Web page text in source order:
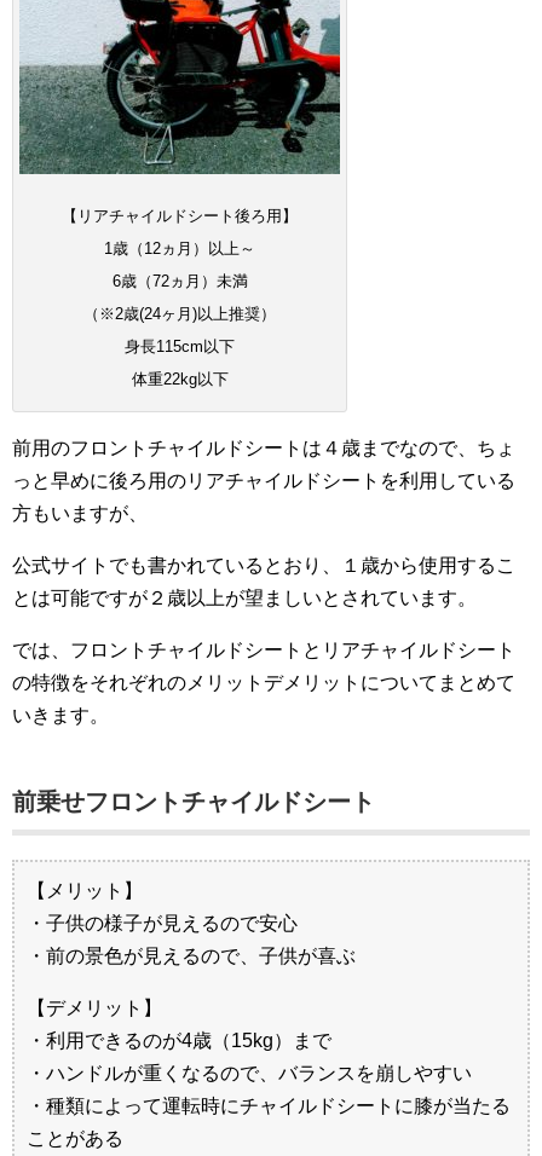
【リアチャイルドシート後ろ用】
1歳（12ヵ月）以上～
6歳（72ヵ月）未満
（※2歳(24ヶ月)以上推奨）
身長115cm以下
体重22kg以下
前用のフロントチャイルドシートは４歳までなので、ちょ
っと早めに後ろ用のリアチャイルドシートを利用している
方もいますが、
公式サイトでも書かれているとおり、１歳から使用するこ
とは可能ですが２歳以上が望ましいとされています。
では、フロントチャイルドシートとリアチャイルドシート
の特徴をそれぞれのメリットデメリットについてまとめて
いきます。
前乗せフロントチャイルドシート
【メリット】
・子供の様子が見えるので安心
・前の景色が見えるので、子供が喜ぶ
【デメリット】
・利用できるのが4歳（15kg）まで
・ハンドルが重くなるので、バランスを崩しやすい
・種類によって運転時にチャイルドシートに膝が当たる
ことがある